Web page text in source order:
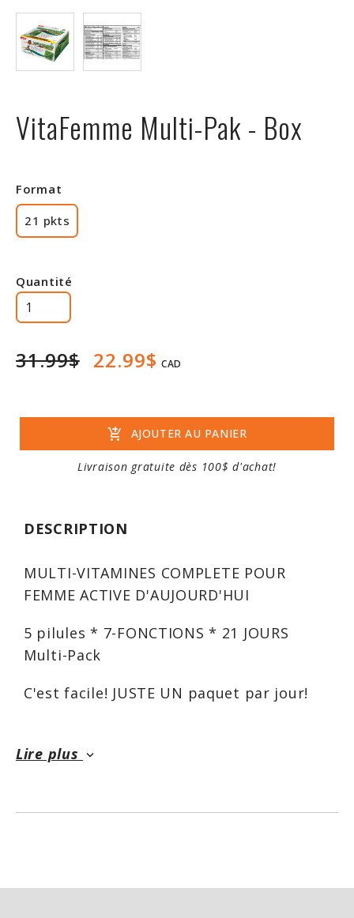
VitaFemme Multi-Pak - Box
Format
21 pkts
Quantité
31.99$ 22.99$ CAD
add_shopping_cart AJOUTER AU PANIER
Livraison gratuite dès 100$ d'achat!
DESCRIPTION
MULTI-VITAMINES COMPLETE POUR
FEMME ACTIVE D'AUJOURD'HUI
5 pilules * 7-FONCTIONS * 21 JOURS
Multi-Pack
C'est facile! JUSTE UN paquet par jour!
Digestive Ultra Femme avec pré et
antioxydant
Lire plus keyboard_arrow_down
ET
CONDITIONS
Protein
à
Rabais